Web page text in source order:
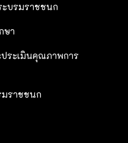
บรมราชชนก
ษา
ระเมินคุณภาพการ
มราชชนก